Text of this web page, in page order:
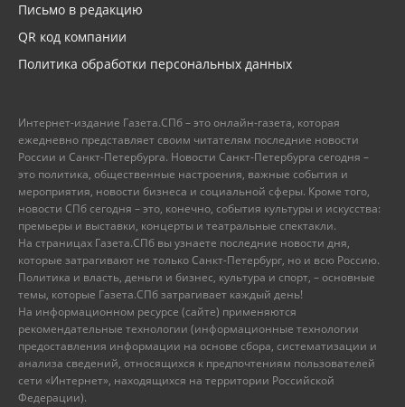
Письмо в редакцию
QR код компании
Политика обработки персональных данных
Интернет-издание Газета.СПб – это онлайн-газета, которая
ежедневно представляет своим читателям последние новости
России и Санкт-Петербурга. Новости Санкт-Петербурга сегодня –
это политика, общественные настроения, важные события и
мероприятия, новости бизнеса и социальной сферы. Кроме того,
новости СПб сегодня – это, конечно, события культуры и искусства:
премьеры и выставки, концерты и театральные спектакли.
На страницах Газета.СПб вы узнаете последние новости дня,
которые затрагивают не только Санкт-Петербург, но и всю Россию.
Политика и власть, деньги и бизнес, культура и спорт, – основные
темы, которые Газета.СПб затрагивает каждый день!
На информационном ресурсе (сайте) применяются
рекомендательные технологии (информационные технологии
предоставления информации на основе сбора, систематизации и
анализа сведений, относящихся к предпочтениям пользователей
сети «Интернет», находящихся на территории Российской
Федерации).